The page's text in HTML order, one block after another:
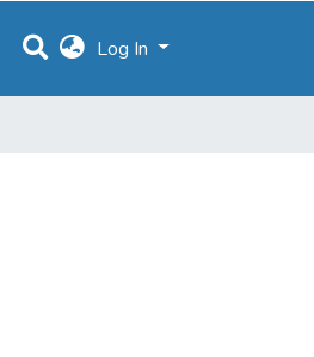
Log In